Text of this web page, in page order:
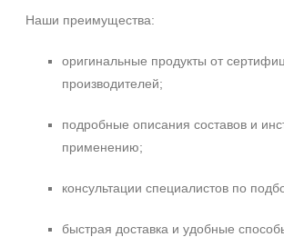
Наши преимущества:
оригинальные продукты от
производителей;
подробные описания составов и
применению;
консультации специалистов по
быстрая доставка и удобные